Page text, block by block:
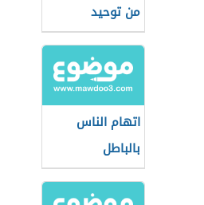
من توحيد
الألوهية
اتهام الناس
بالباطل